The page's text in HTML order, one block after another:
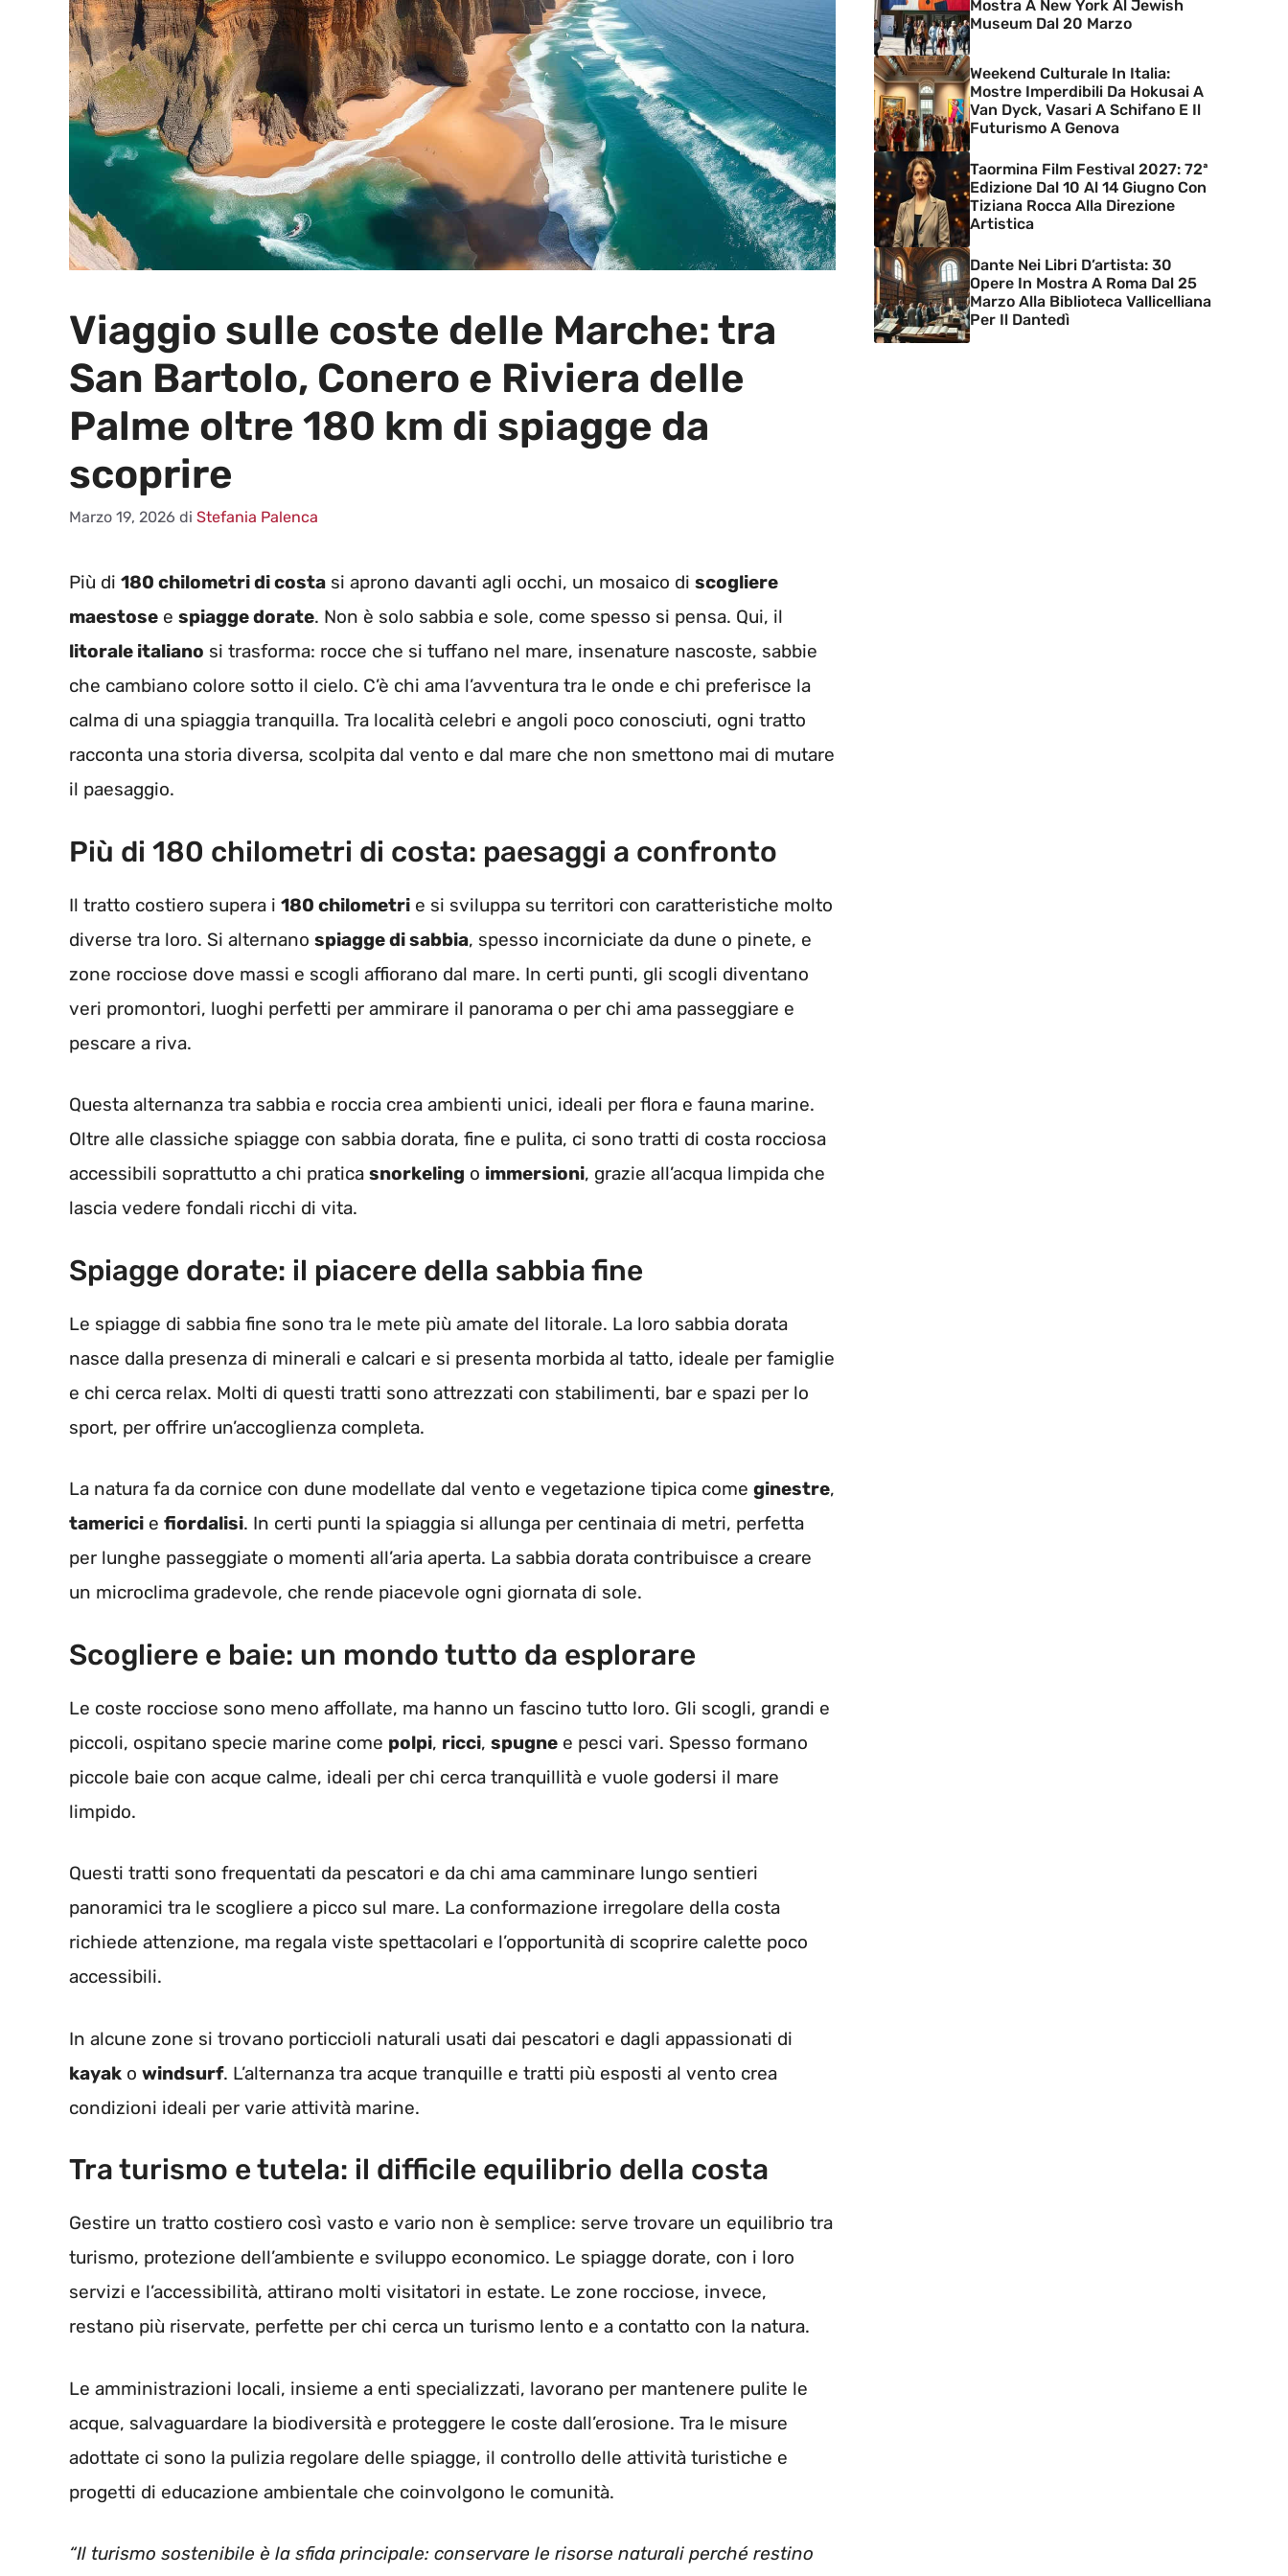
Viaggio sulle coste delle Marche: tra
San Bartolo, Conero e Riviera delle
Palme oltre 180 km di spiagge da
scoprire
Marzo 19, 2026 di Stefania Palenca
Più di 180 chilometri di costa si aprono davanti agli occhi, un mosaico di scogliere
maestose e spiagge dorate. Non è solo sabbia e sole, come spesso si pensa. Qui, il
litorale italiano si trasforma: rocce che si tuffano nel mare, insenature nascoste, sabbie
che cambiano colore sotto il cielo. C’è chi ama l’avventura tra le onde e chi preferisce la
calma di una spiaggia tranquilla. Tra località celebri e angoli poco conosciuti, ogni tratto
racconta una storia diversa, scolpita dal vento e dal mare che non smettono mai di mutare
il paesaggio.
Più di 180 chilometri di costa: paesaggi a confronto
Il tratto costiero supera i 180 chilometri e si sviluppa su territori con caratteristiche molto
diverse tra loro. Si alternano spiagge di sabbia, spesso incorniciate da dune o pinete, e
zone rocciose dove massi e scogli affiorano dal mare. In certi punti, gli scogli diventano
veri promontori, luoghi perfetti per ammirare il panorama o per chi ama passeggiare e
pescare a riva.
Questa alternanza tra sabbia e roccia crea ambienti unici, ideali per flora e fauna marine.
Oltre alle classiche spiagge con sabbia dorata, fine e pulita, ci sono tratti di costa rocciosa
accessibili soprattutto a chi pratica snorkeling o immersioni, grazie all’acqua limpida che
lascia vedere fondali ricchi di vita.
Spiagge dorate: il piacere della sabbia fine
Le spiagge di sabbia fine sono tra le mete più amate del litorale. La loro sabbia dorata
nasce dalla presenza di minerali e calcari e si presenta morbida al tatto, ideale per famiglie
e chi cerca relax. Molti di questi tratti sono attrezzati con stabilimenti, bar e spazi per lo
sport, per offrire un’accoglienza completa.
La natura fa da cornice con dune modellate dal vento e vegetazione tipica come ginestre,
tamerici e fiordalisi. In certi punti la spiaggia si allunga per centinaia di metri, perfetta
per lunghe passeggiate o momenti all’aria aperta. La sabbia dorata contribuisce a creare
un microclima gradevole, che rende piacevole ogni giornata di sole.
Scogliere e baie: un mondo tutto da esplorare
Le coste rocciose sono meno affollate, ma hanno un fascino tutto loro. Gli scogli, grandi e
piccoli, ospitano specie marine come polpi, ricci, spugne e pesci vari. Spesso formano
piccole baie con acque calme, ideali per chi cerca tranquillità e vuole godersi il mare
limpido.
Questi tratti sono frequentati da pescatori e da chi ama camminare lungo sentieri
panoramici tra le scogliere a picco sul mare. La conformazione irregolare della costa
richiede attenzione, ma regala viste spettacolari e l’opportunità di scoprire calette poco
accessibili.
In alcune zone si trovano porticcioli naturali usati dai pescatori e dagli appassionati di
kayak o windsurf. L’alternanza tra acque tranquille e tratti più esposti al vento crea
condizioni ideali per varie attività marine.
Tra turismo e tutela: il difficile equilibrio della costa
Gestire un tratto costiero così vasto e vario non è semplice: serve trovare un equilibrio tra
turismo, protezione dell’ambiente e sviluppo economico. Le spiagge dorate, con i loro
servizi e l’accessibilità, attirano molti visitatori in estate. Le zone rocciose, invece,
restano più riservate, perfette per chi cerca un turismo lento e a contatto con la natura.
Le amministrazioni locali, insieme a enti specializzati, lavorano per mantenere pulite le
acque, salvaguardare la biodiversità e proteggere le coste dall’erosione. Tra le misure
adottate ci sono la pulizia regolare delle spiagge, il controllo delle attività turistiche e
progetti di educazione ambientale che coinvolgono le comunità.
“Il turismo sostenibile è la sfida principale: conservare le risorse naturali perché restino
Mostra A New York Al Jewish
Museum Dal 20 Marzo
Weekend Culturale In Italia:
Mostre Imperdibili Da Hokusai A
Van Dyck, Vasari A Schifano E Il
Futurismo A Genova
Taormina Film Festival 2027: 72ª
Edizione Dal 10 Al 14 Giugno Con
Tiziana Rocca Alla Direzione
Artistica
Dante Nei Libri D’artista: 30
Opere In Mostra A Roma Dal 25
Marzo Alla Biblioteca Vallicelliana
Per Il Dantedì